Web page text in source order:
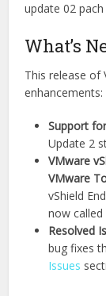
update 02 pach
What’s
This release of
enhancements:
Support
Update 2
VMware
VMware
vShield
now
Resolved
bug fixes
Issues